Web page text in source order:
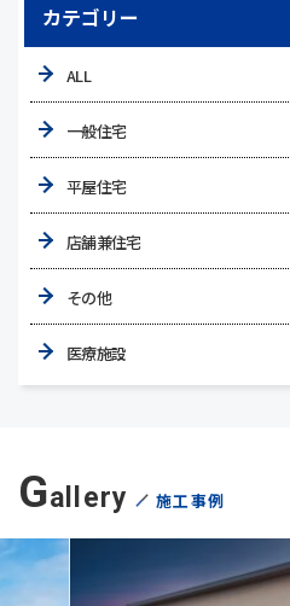
カテゴリー
ALL
一般住宅
平屋住宅
店舗兼住宅
その他
医療施設
Gallery 施工事例